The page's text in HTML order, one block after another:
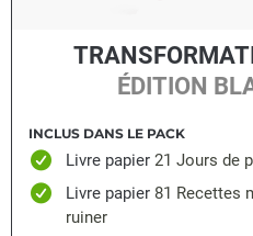
ÉDITION
INCLUS DANS LE PACK
Livre papier 21 Jours de
Livre papier 81 Recettes
ruiner